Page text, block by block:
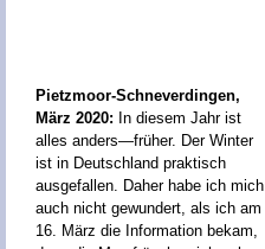
Pietzmoor-Schneverdingen,
März 2020: In diesem Jahr ist
alles anders—früher. Der Winter
ist in Deutschland praktisch
ausgefallen. Daher habe ich mich
auch nicht gewundert, als ich am
16. März die Information bekam,